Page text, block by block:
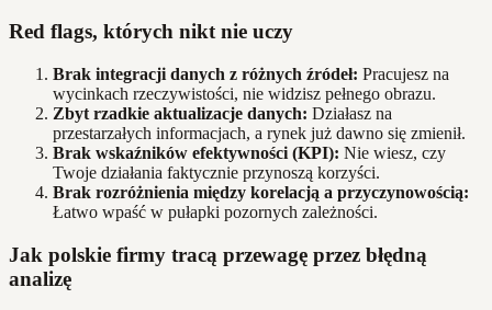
Red flags, których nikt nie uczy
Brak integracji danych z różnych źródeł: Pracujesz na
wycinkach rzeczywistości, nie widzisz pełnego obrazu.
Zbyt rzadkie aktualizacje danych: Działasz na
przestarzałych informacjach, a rynek już dawno się zmienił.
Brak wskaźników efektywności (KPI): Nie wiesz, czy
Twoje działania faktycznie przynoszą korzyści.
Brak rozróżnienia między korelacją a przyczynowością:
Łatwo wpaść w pułapki pozornych zależności.
Jak polskie firmy tracą przewagę przez błędną
analizę